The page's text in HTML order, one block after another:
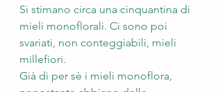
Si stimano circa una cinquantina di
mieli monoflorali. Ci sono poi
svariati, non conteggiabili, mieli
millefiori.
Già di per sè i mieli monoflora,